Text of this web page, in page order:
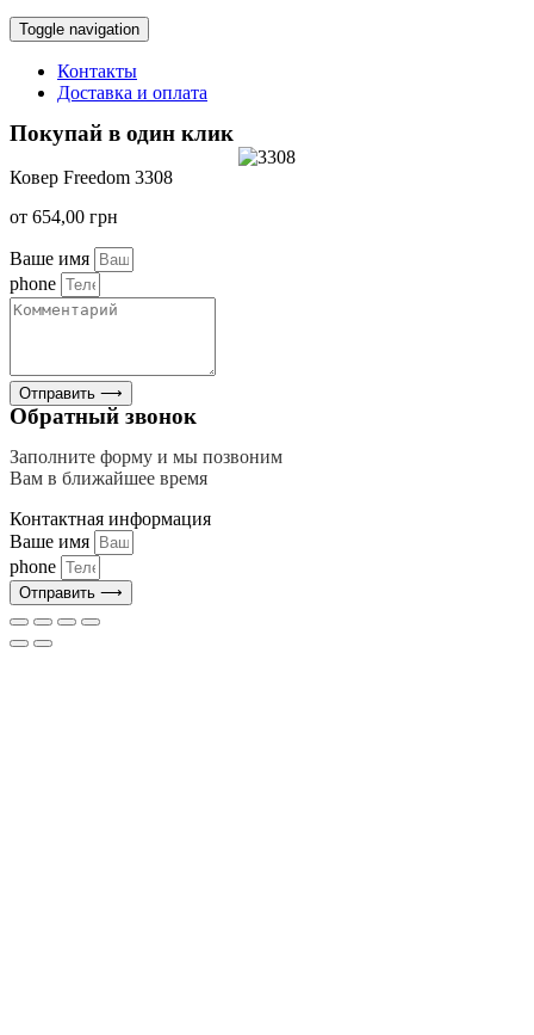
Toggle navigation
Контакты
Доставка и оплата
Покупай в один клик
Ковер Freedom 3308
от 654,00 грн
Ваше имя
phone
Отправить ⟶
Обратный звонок
Заполните форму и мы позвоним
Вам в ближайшее время
Контактная информация
Ваше имя
phone
Отправить ⟶